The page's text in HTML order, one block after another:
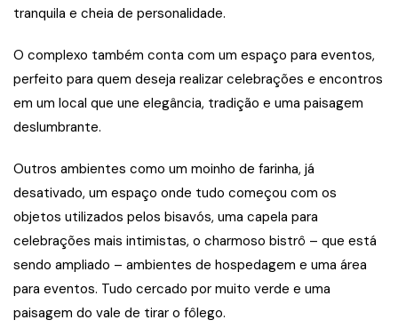
tranquila e cheia de personalidade.
O complexo também conta com um espaço para eventos,
perfeito para quem deseja realizar celebrações e encontros
em um local que une elegância, tradição e uma paisagem
deslumbrante.
Outros ambientes como um moinho de farinha, já
desativado, um espaço onde tudo começou com os
objetos utilizados pelos bisavós, uma capela para
celebrações mais intimistas, o charmoso bistrô – que está
sendo ampliado – ambientes de hospedagem e uma área
para eventos. Tudo cercado por muito verde e uma
paisagem do vale de tirar o fôlego.